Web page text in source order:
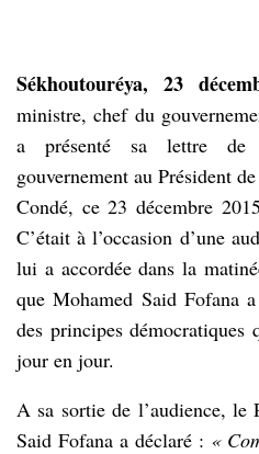
Sékhoutouréya, 23
ministre, chef du
a présenté sa lettre
gouvernement au Président
Condé, ce 23 décembre
C’était à l’occasion d’une
lui a accordée dans la
que Mohamed Said Fofana
des principes démocratiques
jour en jour.
A sa sortie de l’audience, le
Said Fofana a déclaré : «